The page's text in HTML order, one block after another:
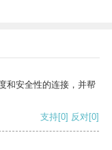
和安全性的连接，并帮
支持[0] 反对[0]